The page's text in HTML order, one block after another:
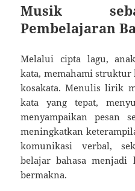
Musik
Pembelajaran
Melalui cipta lagu,
kata, memahami struktur
kosakata. Menulis lirik
kata yang tepat,
menyampaikan pesan
meningkatkan
komunikasi verbal,
belajar bahasa menjadi
bermakna.